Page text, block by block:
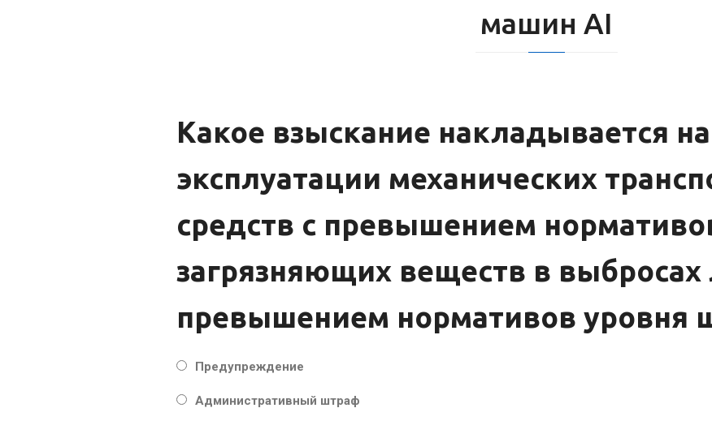
машин AI
Какое взыскание накладывается
эксплуатации механических
средств с превышением
загрязняющих веществ в выбросах
превышением нормативов уровня
Предупреждение
Административный штраф